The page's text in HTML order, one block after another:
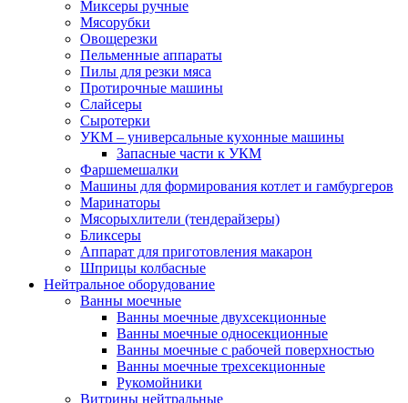
Миксеры ручные
Мясорубки
Овощерезки
Пельменные аппараты
Пилы для резки мяса
Протирочные машины
Слайсеры
Сыротерки
УКМ – универсальные кухонные машины
Запасные части к УКМ
Фаршемешалки
Машины для формирования котлет и гамбургеров
Маринаторы
Мясорыхлители (тендерайзеры)
Бликсеры
Аппарат для приготовления макарон
Шприцы колбасные
Нейтральное оборудование
Ванны моечные
Ванны моечные двухсекционные
Ванны моечные односекционные
Ванны моечные с рабочей поверхностью
Ванны моечные трехсекционные
Рукомойники
Витрины нейтральные